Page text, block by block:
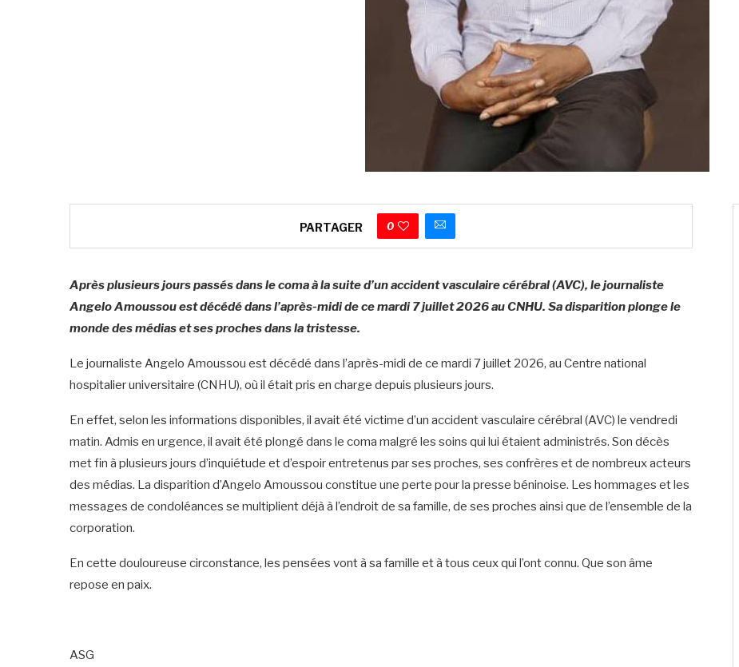
PARTAGER 0
Après plusieurs jours passés dans le coma à la suite d’un accident vasculaire cérébral (AVC), le journaliste
Angelo Amoussou est décédé dans l’après-midi de ce mardi 7 juillet 2026 au CNHU. Sa disparition plonge le
monde des médias et ses proches dans la tristesse.
Le journaliste Angelo Amoussou est décédé dans l’après-midi de ce mardi 7 juillet 2026, au Centre national
hospitalier universitaire (CNHU), où il était pris en charge depuis plusieurs jours.
En effet, selon les informations disponibles, il avait été victime d’un accident vasculaire cérébral (AVC) le vendredi
matin. Admis en urgence, il avait été plongé dans le coma malgré les soins qui lui étaient administrés. Son décès
met fin à plusieurs jours d’inquiétude et d’espoir entretenus par ses proches, ses confrères et de nombreux acteurs
des médias. La disparition d’Angelo Amoussou constitue une perte pour la presse béninoise. Les hommages et les
messages de condoléances se multiplient déjà à l’endroit de sa famille, de ses proches ainsi que de l’ensemble de la
corporation.
En cette douloureuse circonstance, les pensées vont à sa famille et à tous ceux qui l’ont connu. Que son âme
repose en paix.
ASG